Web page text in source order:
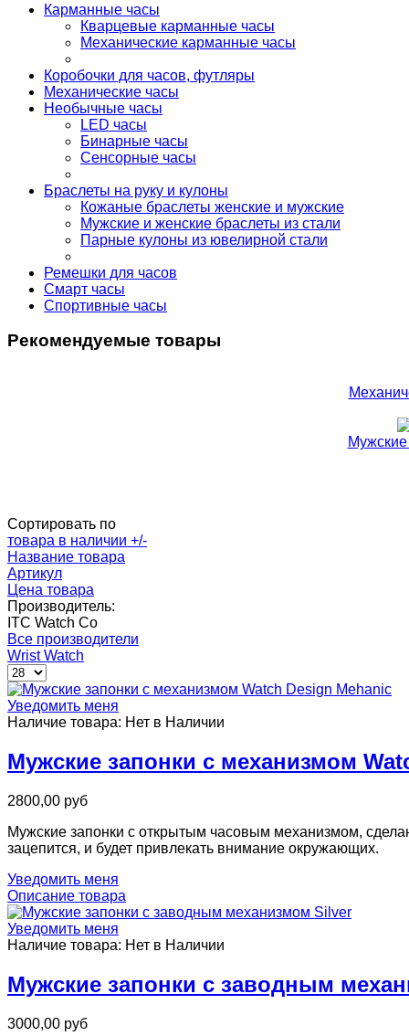
Карманные часы
Кварцевые карманные часы
Механические карманные часы
Коробочки для часов, футляры
Механические часы
Необычные часы
LED часы
Бинарные часы
Сенсорные часы
Браслеты на руку и кулоны
Кожаные браслеты женские и мужские
Мужские и женские браслеты из стали
Парные кулоны из ювелирной стали
Ремешки для часов
Смарт часы
Спортивные часы
Рекомендуемые товары
Сортировать по
товара в наличии +/-
Название товара
Артикул
Цена товара
Производитель:
ITC Watch Co
Все производители
Wrist Watch
Уведомить меня
Наличие товара: Нет в Наличии
Мужские запонки с механизмом
2800,00 руб
Мужские запонки с открытым часовым механизмом,
зацепится, и будет привлекать внимание окружающих.
Уведомить меня
Описание товара
Уведомить меня
Наличие товара: Нет в Наличии
Мужские запонки с заводным
3000,00 руб